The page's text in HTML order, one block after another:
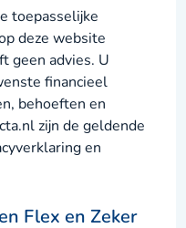
toepasselijke
deze website
geen advies. U
financieel
behoeften en
zijn de geldende
en
Flex en Zeker